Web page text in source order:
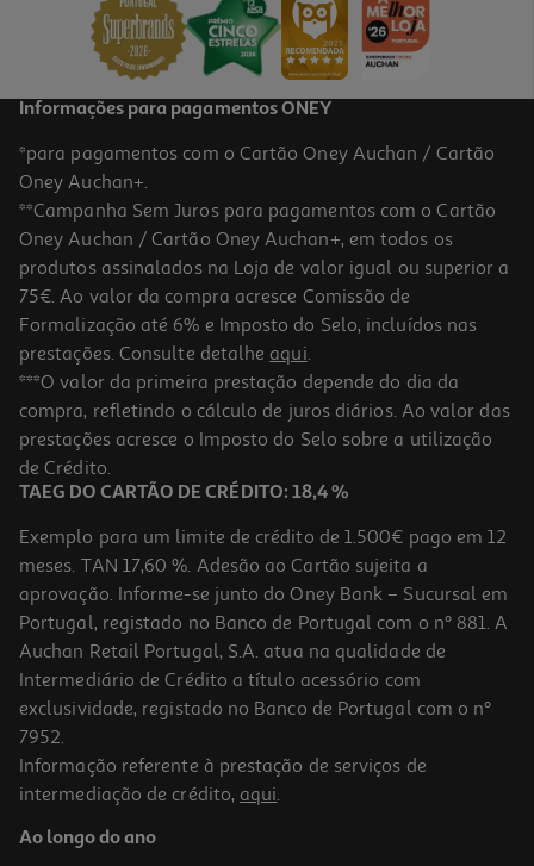
Informações para pagamentos ONEY
*para pagamentos com o Cartão Oney Auchan / Cartão
Oney Auchan+.
**Campanha Sem Juros para pagamentos com o Cartão
Oney Auchan / Cartão Oney Auchan+, em todos os
produtos assinalados na Loja de valor igual ou superior a
75€. Ao valor da compra acresce Comissão de
Formalização até 6% e Imposto do Selo, incluídos nas
prestações. Consulte detalhe aqui.
***O valor da primeira prestação depende do dia da
compra, refletindo o cálculo de juros diários. Ao valor das
prestações acresce o Imposto do Selo sobre a utilização
de Crédito.
TAEG DO CARTÃO DE CRÉDITO: 18,4 %
Exemplo para um limite de crédito de 1.500€ pago em 12
meses. TAN 17,60 %. Adesão ao Cartão sujeita a
aprovação. Informe-se junto do Oney Bank – Sucursal em
Portugal, registado no Banco de Portugal com o nº 881. A
Auchan Retail Portugal, S.A. atua na qualidade de
Intermediário de Crédito a título acessório com
exclusividade, registado no Banco de Portugal com o nº
7952.
Informação referente à prestação de serviços de
intermediação de crédito, aqui.
Ao longo do ano